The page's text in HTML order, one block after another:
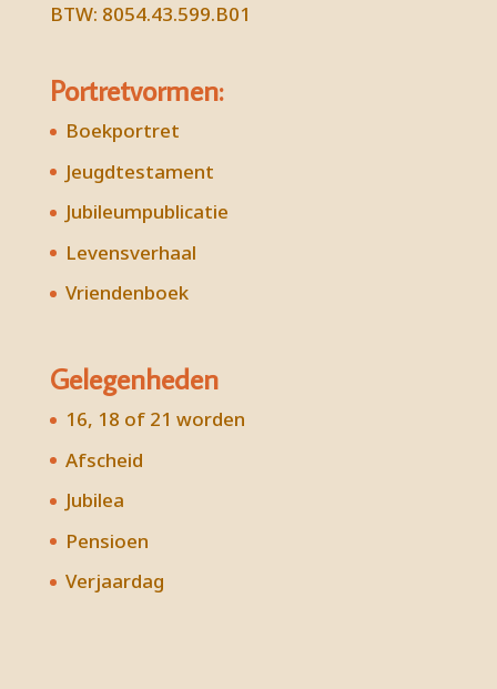
BTW: 8054.43.599.B01
Portretvormen:
Boekportret
Jeugdtestament
Jubileumpublicatie
Levensverhaal
Vriendenboek
Gelegenheden
16, 18 of 21 worden
Afscheid
Jubilea
Pensioen
Verjaardag